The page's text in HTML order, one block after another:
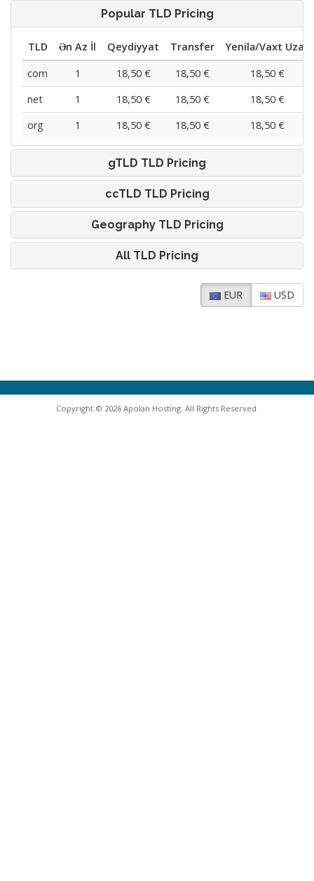
Popular TLD Pricing
TLD Ən Az İl Qeydiyyat Transfer
Yenilə/Vaxt Uzat
com
1 18,50 € 18,50 €
18,50 €
net
1 18,50 € 18,50 €
18,50 €
org
1 18,50 € 18,50 € 18,50 €
gTLD TLD Pricing
ccTLD TLD Pricing
Geography TLD Pricing
All TLD Pricing
EUR USD
Copyright © 2026 Apolan Hosting. All Rights Reserved.